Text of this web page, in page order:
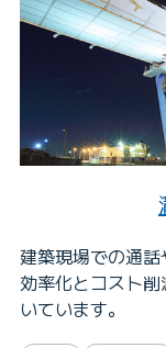
建築現場での通
効率化とコスト
いています。